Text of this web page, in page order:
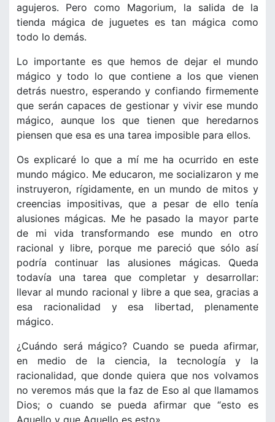
agujeros. Pero como Magorium, la salida de la
tienda mágica de juguetes es tan mágica como
todo lo demás.
Lo importante es que hemos de dejar el mundo
mágico y todo lo que contiene a los que vienen
detrás nuestro, esperando y confiando firmemente
que serán capaces de gestionar y vivir ese mundo
mágico, aunque los que tienen que heredarnos
piensen que esa es una tarea imposible para ellos.
Os explicaré lo que a mí me ha ocurrido en este
mundo mágico. Me educaron, me socializaron y me
instruyeron, rígidamente, en un mundo de mitos y
creencias impositivas, que a pesar de ello tenía
alusiones mágicas. Me he pasado la mayor parte
de mi vida transformando ese mundo en otro
racional y libre, porque me pareció que sólo así
podría continuar las alusiones mágicas. Queda
todavía una tarea que completar y desarrollar:
llevar al mundo racional y libre a que sea, gracias a
esa racionalidad y esa libertad, plenamente
mágico.
¿Cuándo será mágico? Cuando se pueda afirmar,
en medio de la ciencia, la tecnología y la
racionalidad, que donde quiera que nos volvamos
no veremos más que la faz de Eso al que llamamos
Dios; o cuando se pueda afirmar que “esto es
Aquello y que Aquello es esto».